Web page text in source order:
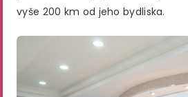
vyše 200 km od jeho bydliska.